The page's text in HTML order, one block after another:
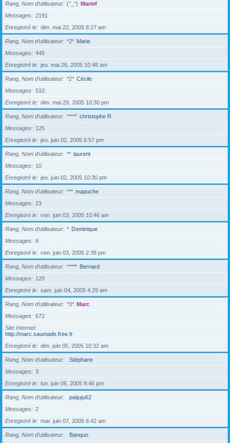
Rang, Nom d’utilisateur (°_°) Marief
Messages
2191
Enregistré le
dim. mai 22, 2005 8:27 am
Rang, Nom d’utilisateur *2* Marie
Messages
445
Enregistré le
jeu. mai 26, 2005 10:48 am
Rang, Nom d’utilisateur *2* Cécile
Messages
510
Enregistré le
dim. mai 29, 2005 10:30 pm
Rang, Nom d’utilisateur ***** christophe R
Messages
125
Enregistré le
jeu. juin 02, 2005 6:57 pm
Rang, Nom d’utilisateur ** laurent
Messages
10
Enregistré le
jeu. juin 02, 2005 10:30 pm
Rang, Nom d’utilisateur *** mapuche
Messages
23
Enregistré le
ven. juin 03, 2005 10:46 am
Rang, Nom d’utilisateur * Dominique
Messages
6
Enregistré le
ven. juin 03, 2005 2:38 pm
Rang, Nom d’utilisateur ***** Bernard
Messages
120
Enregistré le
sam. juin 04, 2005 4:29 am
Rang, Nom d’utilisateur *3* Marc
Messages
672
Site Internet
http://marc.saumade.free.fr
Enregistré le
dim. juin 05, 2005 10:32 am
Rang, Nom d’utilisateur
Stéphane
Messages
3
Enregistré le
lun. juin 06, 2005 9:46 pm
Rang, Nom d’utilisateur
patjuju62
Messages
2
Enregistré le
mar. juin 07, 2005 6:42 am
Rang, Nom d’utilisateur
Banquo